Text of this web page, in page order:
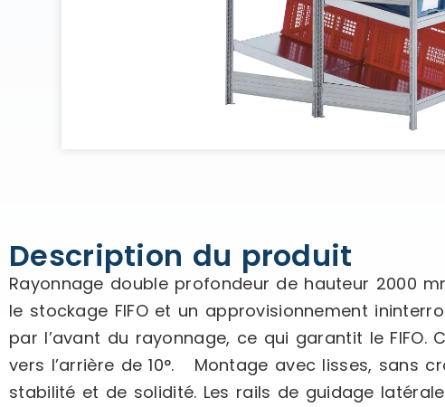
Description du produit
Rayonnage double profondeur de hauteur 2000
le stockage FIFO et un approvisionnement
par l’avant du rayonnage, ce qui garantit le
vers l’arrière de 10°. Montage avec lisses, sans
stabilité et de solidité. Les rails de guidage